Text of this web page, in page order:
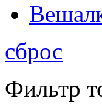
сброс
Фильтр